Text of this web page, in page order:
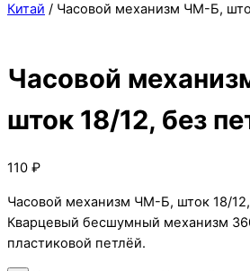
Китай / Часовой механизм ЧМ-Б,
Часовой
шток 18/12, без
110 ₽
Часовой механизм ЧМ-Б, шток 18/
Кварцевый бесшумный механизм
пластиковой петлёй.